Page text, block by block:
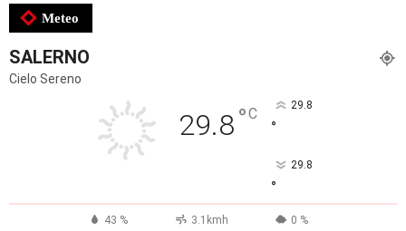
Meteo
SALERNO
Cielo Sereno
29.8°C 29.8
°
29.8
°
43 % 3.1kmh 0 %